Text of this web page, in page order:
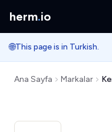
herm.io
🌐This page is in Turkish.
Ana Sayfa Markalar